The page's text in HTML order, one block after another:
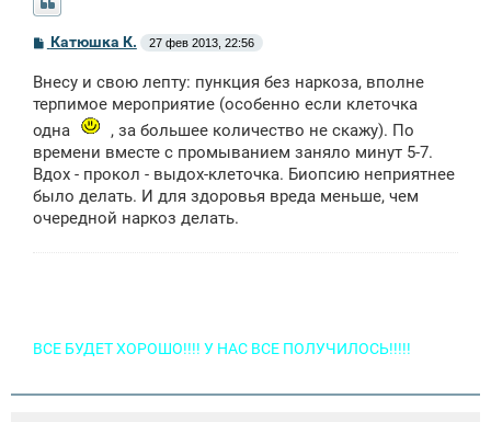
С
б
щ
е
н
и
е
Катюшка К. 27 фев 2013, 22:56
Внесу и свою лепту: пункция без наркоза, вполне
терпимое мероприятие (особенно если клеточка
одна
, за большее количество не скажу). По
времени вместе с промыванием заняло минут 5-7.
Вдох - прокол - выдох-клеточка. Биопсию неприятнее
было делать. И для здоровья вреда меньше, чем
очередной наркоз делать.
ВСЕ БУДЕТ ХОРОШО!!!! У НАС ВСЕ ПОЛУЧИЛОСЬ!!!!!